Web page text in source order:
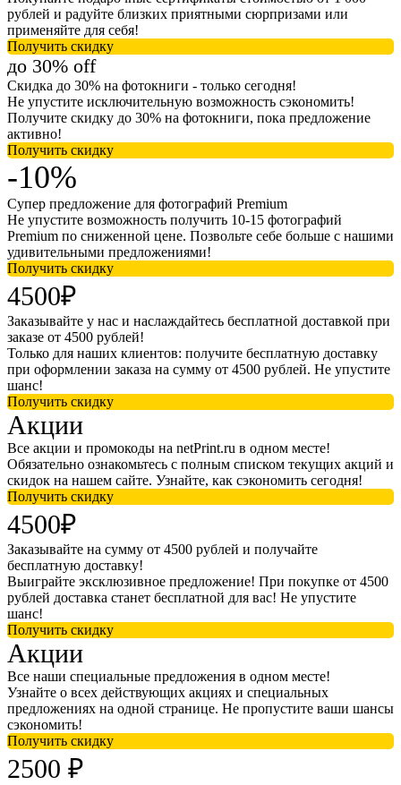
рублей и радуйте близких приятными сюрпризами или
применяйте для себя!
Получить скидку
до 30% off
Скидка до 30% на фотокниги - только сегодня!
Не упустите исключительную возможность сэкономить!
Получите скидку до 30% на фотокниги, пока предложение
активно!
Получить скидку
-10%
Супер предложение для фотографий Premium
Не упустите возможность получить 10-15 фотографий
Premium по сниженной цене. Позвольте себе больше с нашими
удивительными предложениями!
Получить скидку
4500₽
Заказывайте у нас и наслаждайтесь бесплатной доставкой при
заказе от 4500 рублей!
Только для наших клиентов: получите бесплатную доставку
при оформлении заказа на сумму от 4500 рублей. Не упустите
шанс!
Получить скидку
Акции
Все акции и промокоды на netPrint.ru в одном месте!
Обязательно ознакомьтесь с полным списком текущих акций и
скидок на нашем сайте. Узнайте, как сэкономить сегодня!
Получить скидку
4500₽
Заказывайте на сумму от 4500 рублей и получайте
бесплатную доставку!
Выиграйте эксклюзивное предложение! При покупке от 4500
рублей доставка станет бесплатной для вас! Не упустите
шанс!
Получить скидку
Акции
Все наши специальные предложения в одном месте!
Узнайте о всех действующих акциях и специальных
предложениях на одной странице. Не пропустите ваши шансы
сэкономить!
Получить скидку
2500 ₽